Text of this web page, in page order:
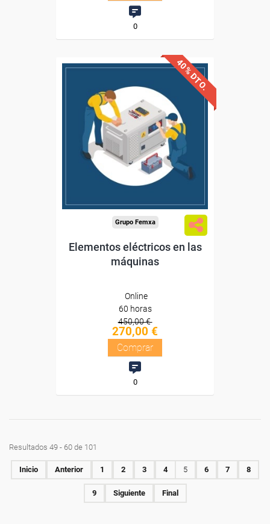
0
40% DTO.
Descuentos especiales
Sin requisitos de acceso
Diploma
Grupo Femxa
Elementos eléctricos en las
máquinas
Online
60 horas
450,00 €
270,00 €
Comprar
0
Resultados 49 - 60 de 101
Inicio Anterior 1 2 3 4 5 6 7 8
9 Siguiente Final